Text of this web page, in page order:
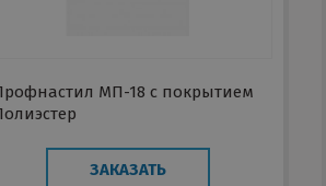
МП-18 с покрытием
ЗАКАЗАТЬ